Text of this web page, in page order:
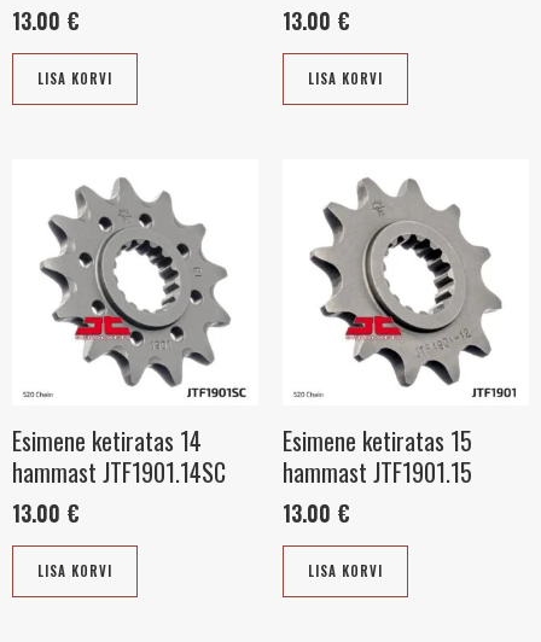
13.00 €
LISA KORVI
13.00 €
LISA KORVI
Esimene ketiratas 14
hammast JTF1901.14SC
13.00 €
LISA KORVI
Esimene ketiratas 15
hammast JTF1901.15
13.00 €
LISA KORVI